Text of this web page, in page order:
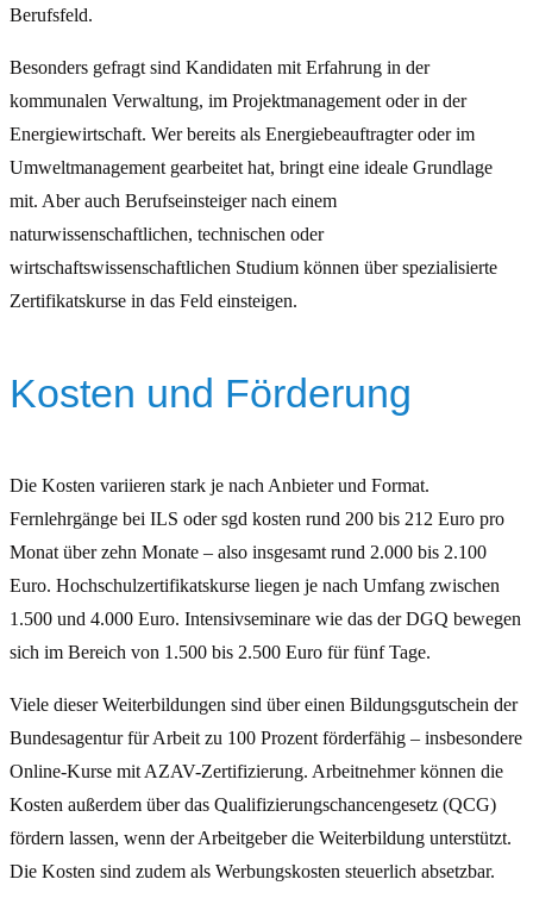
Berufsfeld.
Besonders gefragt sind Kandidaten mit Erfahrung in der
kommunalen Verwaltung, im Projektmanagement oder in der
Energiewirtschaft. Wer bereits als Energiebeauftragter oder im
Umweltmanagement gearbeitet hat, bringt eine ideale Grundlage
mit. Aber auch Berufseinsteiger nach einem
naturwissenschaftlichen, technischen oder
wirtschaftswissenschaftlichen Studium können über spezialisierte
Zertifikatskurse in das Feld einsteigen.
Kosten und Förderung
Die Kosten variieren stark je nach Anbieter und Format.
Fernlehrgänge bei ILS oder sgd kosten rund 200 bis 212 Euro pro
Monat über zehn Monate – also insgesamt rund 2.000 bis 2.100
Euro. Hochschulzertifikatskurse liegen je nach Umfang zwischen
1.500 und 4.000 Euro. Intensivseminare wie das der DGQ bewegen
sich im Bereich von 1.500 bis 2.500 Euro für fünf Tage.
Viele dieser Weiterbildungen sind über einen Bildungsgutschein der
Bundesagentur für Arbeit zu 100 Prozent förderfähig – insbesondere
Online-Kurse mit AZAV-Zertifizierung. Arbeitnehmer können die
Kosten außerdem über das Qualifizierungschancengesetz (QCG)
fördern lassen, wenn der Arbeitgeber die Weiterbildung unterstützt.
Die Kosten sind zudem als Werbungskosten steuerlich absetzbar.